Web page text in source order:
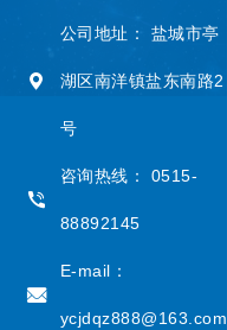
公司地址： 盐城市亭
湖区南洋镇盐东南路2
号
咨询热线： 0515-
88892145
E-mail：
ycjdqz888@163.com